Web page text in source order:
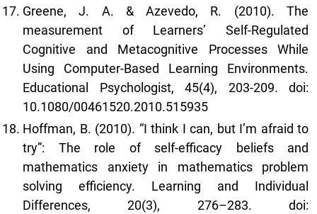
Greene, J. A. & Azevedo, R. (2010). The
measurement of Learners’ Self-Regulated
Cognitive and Metacognitive Processes While
Using Computer-Based Learning Environments.
Educational Psychologist, 45(4), 203-209. doi:
10.1080/00461520.2010.515935
Hoffman, B. (2010). “I think I can, but I’m afraid to
try”: The role of self-efficacy beliefs and
mathematics anxiety in mathematics problem
solving efficiency. Learning and Individual
Differences, 20(3), 276–283. doi: